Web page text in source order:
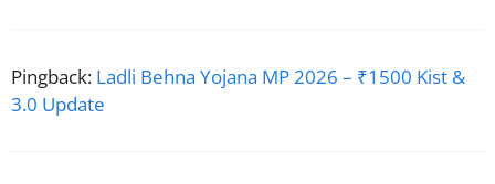
Pingback: Ladli Behna Yojana MP 2026 – ₹1500 Kist &
3.0 Update